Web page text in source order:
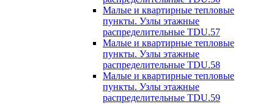
Малые и квартирные тепловые
пункты. Узлы этажные
распределительные TDU.57
Малые и квартирные тепловые
пункты. Узлы этажные
распределительные TDU.58
Малые и квартирные тепловые
пункты. Узлы этажные
распределительные TDU.59